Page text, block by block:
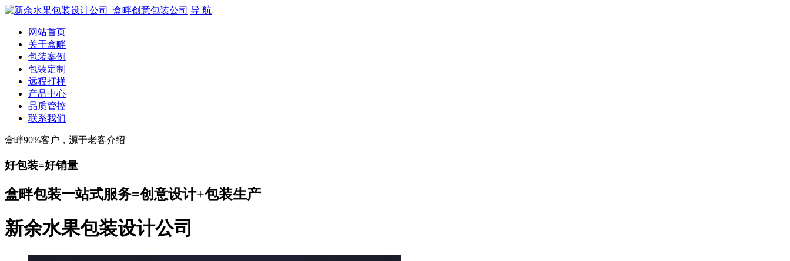
导 航
网站首页
关于盒畔
包装案例
包装定制
远程打样
产品中心
品质管控
联系我们
盒畔90%客户，源于老客介绍
好包装=好销量
盒畔包装一站式服务=创意设计+包装生产
新余水果包装设计公司